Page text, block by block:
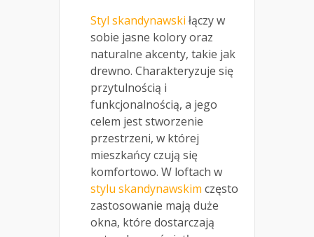
Styl skandynawski łączy w
sobie jasne kolory oraz
naturalne akcenty, takie jak
drewno. Charakteryzuje się
przytulnością i
funkcjonalnością, a jego
celem jest stworzenie
przestrzeni, w której
mieszkańcy czują się
komfortowo. W loftach w
stylu skandynawskim często
zastosowanie mają duże
okna, które dostarczają